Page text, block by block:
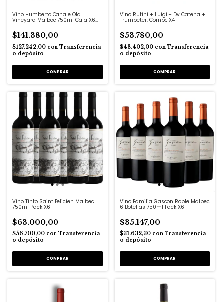
Vino Humberto Canale Old
Vineyard Malbec 750ml Caja X6
$141.380,00
$127.242,00 con Transferencia
o depósito
Vino Rutini + Luigi + Dv Catena +
Trumpeter. Combo X4
$53.780,00
$48.402,00 con Transferencia
o depósito
Vino Tinto Saint Felicien Malbec
750ml Pack X6
$63.000,00
$56.700,00 con Transferencia
o depósito
Vino Familia Gascon Roble Malbec
6 Botellas 750ml Pack X6
$35.147,00
$31.632,30 con Transferencia
o depósito